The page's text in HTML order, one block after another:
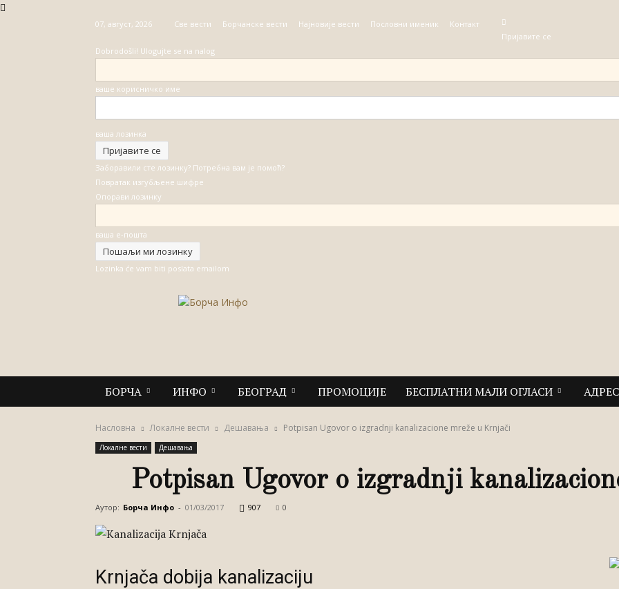
07, август, 2026 Све вести Борчанске вести Најновије вести Пословни именик
Контакт
Пријавите се
Dobrodošli! Ulogujte se na nalog
ваше корисничко име
ваша лозинка
Заборавили сте лозинку? Потребна вам је помоћ?
Повратак изгубљене шифре
Опорави лозинку
ваша е-пошта
Lozinka će vam biti poslata emailom
БОРЧА ИНФО БЕОГРАД ПРОМОЦИЈЕ БЕСПЛАТНИ МАЛИ ОГЛАСИ
Насловна Локалне вести Дешавања Potpisan Ugovor o izgradnji kanalizacione mreže u Krnjači
Локалне вести Дешавања
Potpisan Ugovor o izgradnji
Аутор: Борча Инфо - 01/03/2017 907 0
Krnjača dobija kanalizaciju